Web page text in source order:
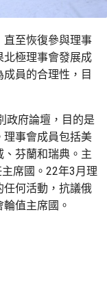
直至恢復參與理事
北極理事會發展成
員的合理性，目
政府論壇，目的是
理事會成員包括美
芬蘭和瑞典。主
席國。22年3月理
任何活動，抗議俄
值主席國。
WhatsApp